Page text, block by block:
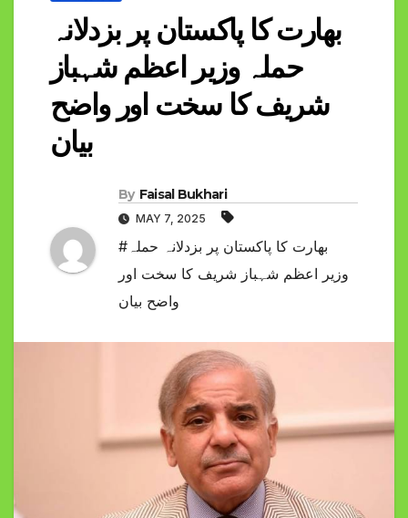
بھارت کا پاکستان پر بزدلانہ
حملہ وزیر اعظم شہباز
شریف کا سخت اور واضح
بیان
By Faisal Bukhari
MAY 7, 2025
#بھارت کا پاکستان پر بزدلانہ حملہ
وزیر اعظم شہباز شریف کا سخت اور
واضح بیان